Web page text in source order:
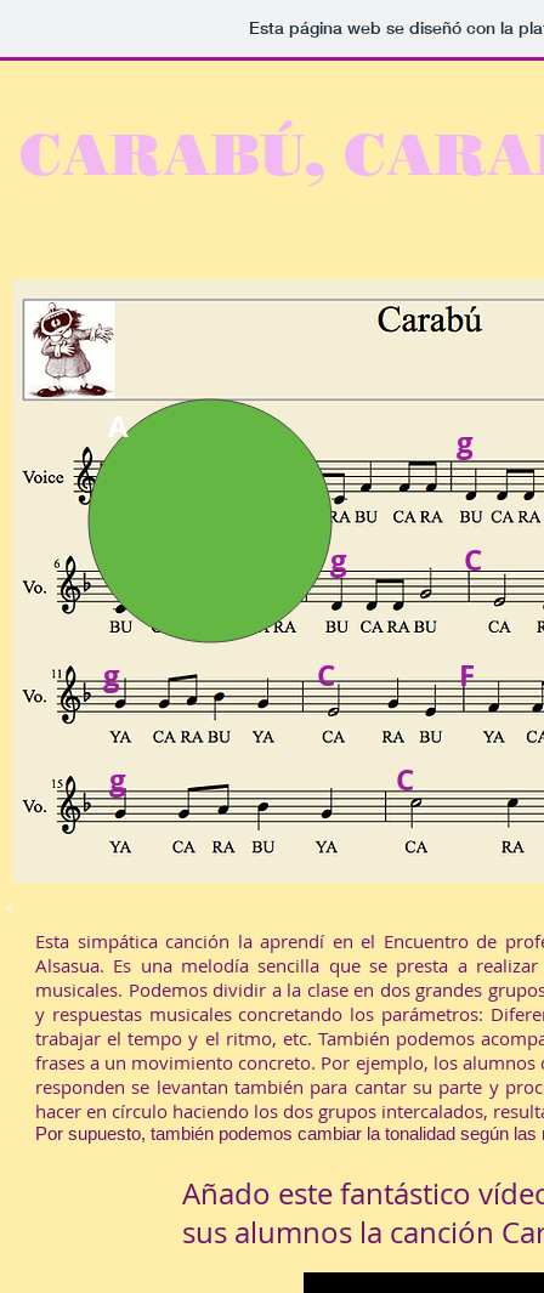
Esta página web se diseñó con la
CARABÚ,
g
g C
g C F
g C
A
Esta simpática canción la aprendí en el Encuentro de
Alsasua. Es una melodía sencilla que se presta a
musicales. Podemos dividir a la clase en dos grandes
y respuestas musicales concretando los parámetros:
trabajar el tempo y el ritmo, etc. También podemos
frases a un movimiento concreto. Por ejemplo, los
responden se levantan también para cantar su parte y
hacer en círculo haciendo los dos grupos intercalados,
Por supuesto, también podemos cambiar la tonalidad según
Añado este fantástico
sus alumnos la canción